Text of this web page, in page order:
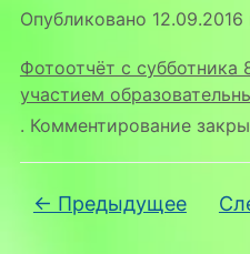
Опубликовано 12.09.2016
Фотоотчёт с субботника
участием
. Комментирование
← Предыдущее